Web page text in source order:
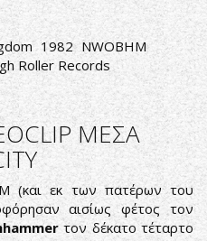
1982 NWOBHM
Roller Records
ΜΕΣΑ
(και εκ των πατέρων του
αισίως φέτος τον
τον δέκατο τέταρτο